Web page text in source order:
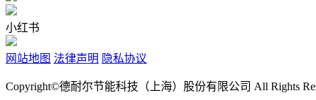
小红书
网站地图 法律声明 隐私协议
Copyright©德耐尔节能科技（上海）股份有限公司 All Rights